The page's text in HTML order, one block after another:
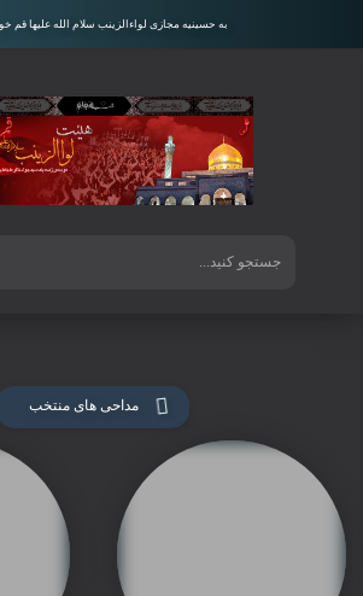
به حسینیه مجازی لواءالزینب سلام الله علیها قم
مداحی های منتخب